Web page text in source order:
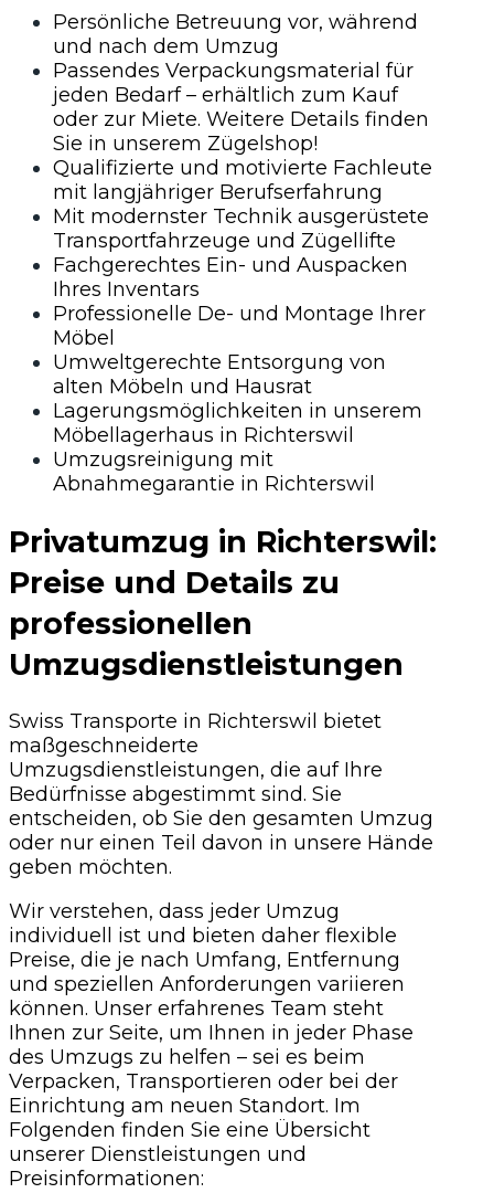
Persönliche Betreuung vor, während
und nach dem Umzug
Passendes Verpackungsmaterial für
jeden Bedarf – erhältlich zum Kauf
oder zur Miete. Weitere Details finden
Sie in unserem Zügelshop!
Qualifizierte und motivierte Fachleute
mit langjähriger Berufserfahrung
Mit modernster Technik ausgerüstete
Transportfahrzeuge und Zügellifte
Fachgerechtes Ein- und Auspacken
Ihres Inventars
Professionelle De- und Montage Ihrer
Möbel
Umweltgerechte Entsorgung von
alten Möbeln und Hausrat
Lagerungsmöglichkeiten in unserem
Möbellagerhaus in Richterswil
Umzugsreinigung mit
Abnahmegarantie in Richterswil
Privatumzug in Richterswil:
Preise und Details zu
professionellen
Umzugsdienstleistungen
Swiss Transporte in Richterswil bietet
maßgeschneiderte
Umzugsdienstleistungen, die auf Ihre
Bedürfnisse abgestimmt sind. Sie
entscheiden, ob Sie den gesamten Umzug
oder nur einen Teil davon in unsere Hände
geben möchten.
Wir verstehen, dass jeder Umzug
individuell ist und bieten daher flexible
Preise, die je nach Umfang, Entfernung
und speziellen Anforderungen variieren
können. Unser erfahrenes Team steht
Ihnen zur Seite, um Ihnen in jeder Phase
des Umzugs zu helfen – sei es beim
Verpacken, Transportieren oder bei der
Einrichtung am neuen Standort. Im
Folgenden finden Sie eine Übersicht
unserer Dienstleistungen und
Preisinformationen: